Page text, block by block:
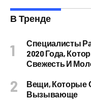
В Тренде
Специалисты
2020 Года,
Свежесть И
Вещи, Которые
Вызывающе